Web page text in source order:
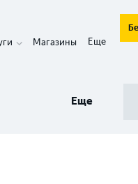
Магазины Еще
Еще